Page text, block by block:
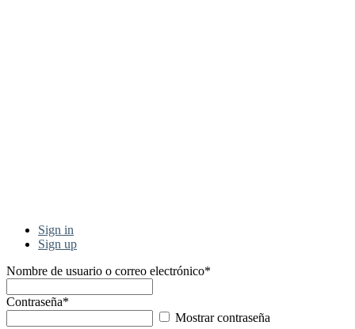
Sign in
Sign up
Nombre de usuario o correo electrónico*
Contraseña*
Mostrar contraseña